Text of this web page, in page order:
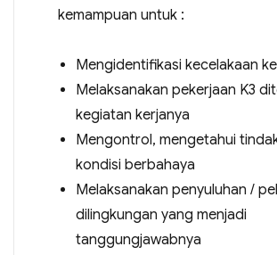
kemampuan untuk :
Mengidentifikasi kecelakaan
Melaksanakan pekerjaan K3
kegiatan kerjanya
Mengontrol, mengetahui
kondisi berbahaya
Melaksanakan penyuluhan /
dilingkungan yang menjadi
tanggungjawabnya